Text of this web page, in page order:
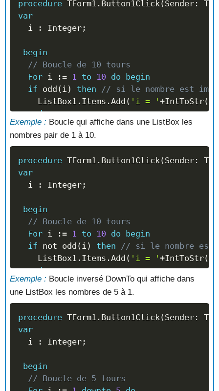
//   i = 5
end ;
procedure TForm1 . Button1Click (Sender :
var
  i
: Integer ;
begin
// Boucle de 10 tours
For i := 1 to 10 do begin
if odd ( i ) then
// si le nombre est
    ListBox1
. Items .Add ( 'i = ' +IntToStr(
end;
//  La ListBox Affiche :
//   i = 1
//   i = 5
//   i = 7
//   i = 9
end;
Exemple : Boucle qui affiche dans une ListBox les
nombres pair de 1 à 10.
procedure TForm1 . Button1Click (Sender :
var
  i
: Integer ;
begin
// Boucle de 10 tours
For i := 1 to 10 do begin
if not odd ( i ) then
// si le nombre est
    ListBox1
. Items .Add ( 'i = ' +IntToStr(
end;
//  La ListBox Affiche :
//   i = 2
//   i = 6
//   i = 8
//   i = 10
end;
Exemple : Boucle inversé DownTo qui affiche dans
une ListBox les nombres de 5 à 1.
procedure TForm1 . Button1Click (Sender :
var
  i
: Integer ;
begin
// Boucle de 5 tours